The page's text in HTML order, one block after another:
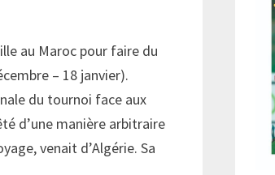
au Maroc pour faire du
– 18 janvier).
du tournoi face aux
d’une manière arbitraire
venait d’Algérie. Sa